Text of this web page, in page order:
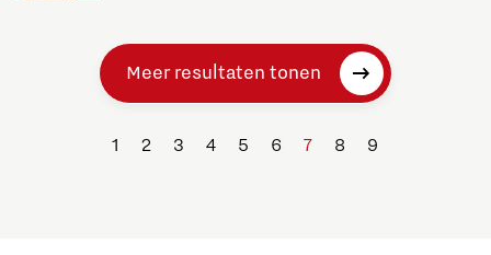
Meer resultaten tonen
1 2 3 4 5 6 7 8 9